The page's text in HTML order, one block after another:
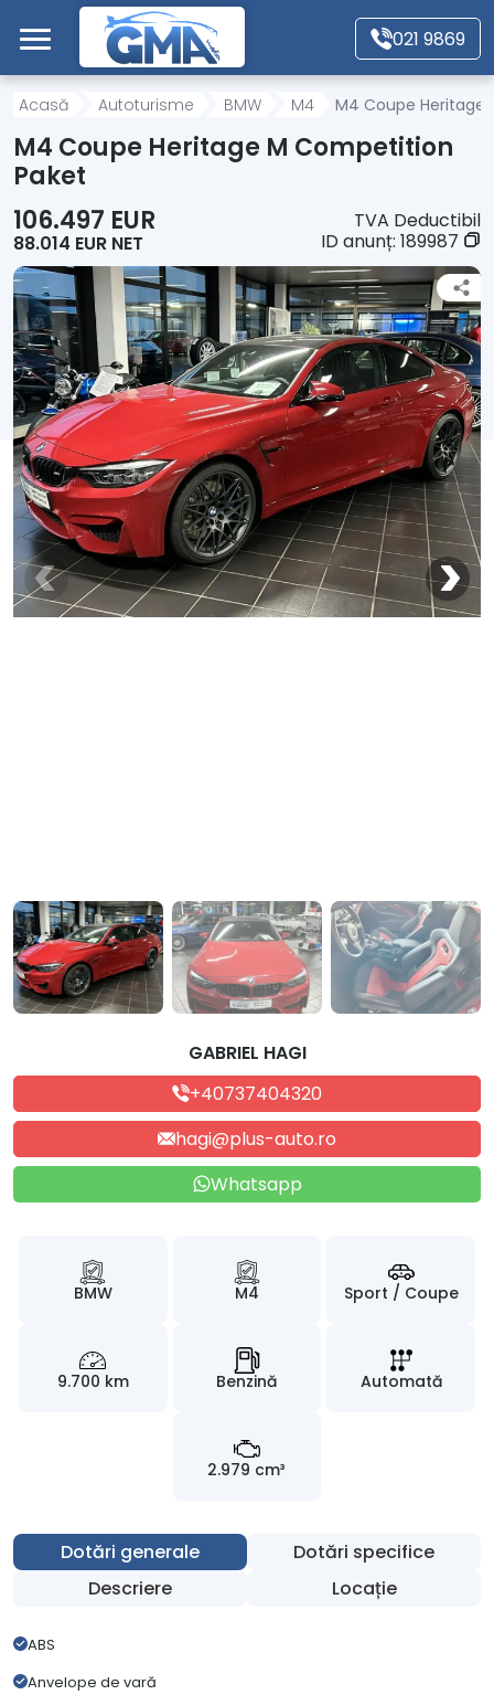
Mergi direct la conținutul principal
021 9869
Acasă
Autoturisme
Motociclete
Autoutilitare
Alte tipuri vehicule
Despre Noi
Contact
Acasă Autoturisme BMW M4 M4 Coupe Heritage
M4 Coupe Heritage M Competition
Paket
106.497 EUR
88.014 EUR NET
TVA Deductibil
ID anunț: 189987
GABRIEL HAGI
+40737404320
hagi@plus-auto.ro
Whatsapp
BMW M4 Sport / Coupe
9.700 km Benzină Automată
2.979 cm³
Dotări generale
Dotări specifice
Descriere
Locație
ABS
Anvelope de vară